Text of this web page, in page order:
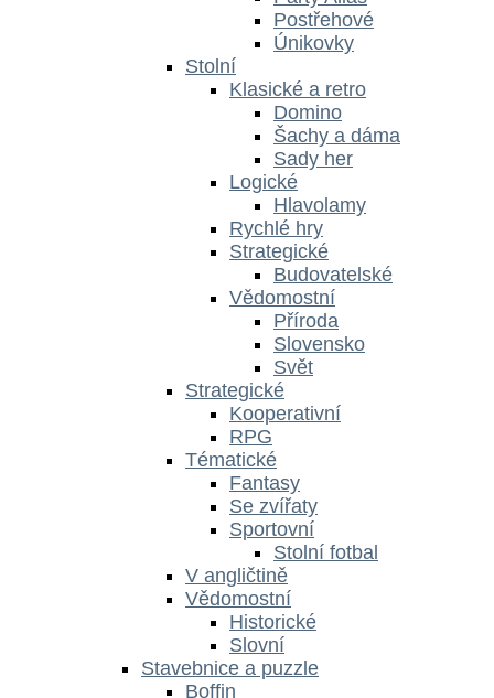
Postřehové
Únikovky
Stolní
Klasické a retro
Domino
Šachy a dáma
Sady her
Logické
Hlavolamy
Rychlé hry
Strategické
Budovatelské
Vědomostní
Příroda
Slovensko
Svět
Strategické
Kooperativní
RPG
Tématické
Fantasy
Se zvířaty
Sportovní
Stolní fotbal
V angličtině
Vědomostní
Historické
Slovní
Stavebnice a puzzle
Boffin